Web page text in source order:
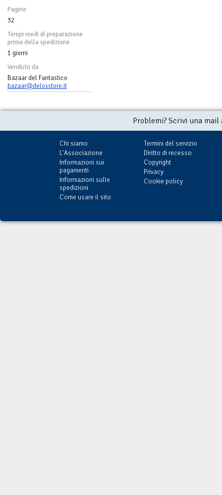
Pagine
32
Tempi medi di preparazione
prima della spedizione
1 giorni
Venduto da
Bazaar del Fantastico
bazaar@delosstore.it
Problemi? Scrivi una
Chi siamo
L'Associazione
Informazioni sui
pagamenti
Informazioni sulle
spedizioni
Come usare il sito
Termini del servizio
Diritto di recesso
Copyright
Privacy
Cookie policy